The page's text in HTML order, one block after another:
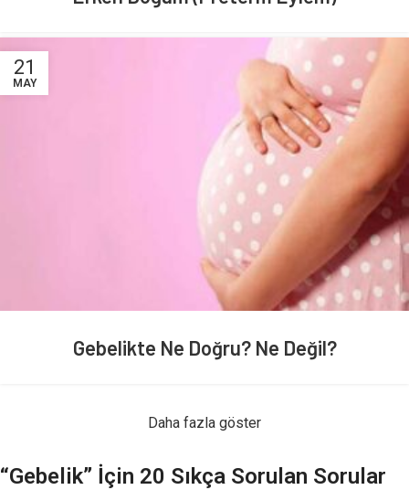
21
MAY
Gebelikte Ne Doğru? Ne Değil?
Daha fazla göster
“Gebelik” İçin 20 Sıkça Sorulan Sorular